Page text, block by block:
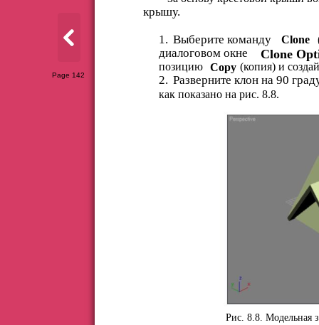
крышу.
1. Выберите команду Clone
диалоговом окне
Clone
позицию Copy (копия) и
2. Разверните клон на 90
как показано на рис. 8.8.
Рис. 8.8. Модельная
Page 142